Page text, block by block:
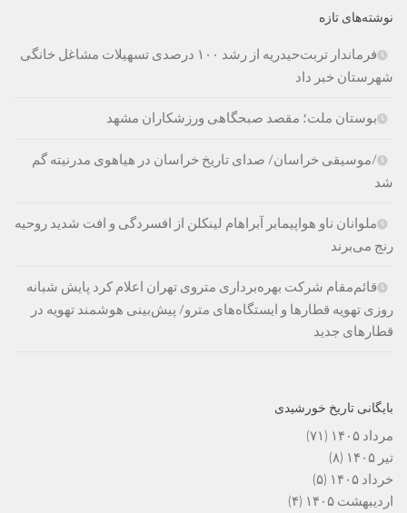
نوشته‌های تازه
فرماندار تربت‌حیدریه از رشد ۱۰۰ درصدی تسهیلات مشاغل خانگی
شهرستان خبر داد
بوستان ملت؛ مقصد صبحگاهی ورزشکاران مشهد
/موسیقی خراسان/ صدای تاریخ خراسان در هیاهوی مدرنیته گم
شد
ملوانان ناو هواپیمابر آبراهام لینکلن از افسردگی و افت شدید روحیه
رنج می‌برند
قائم‌مقام شرکت بهره‌برداری متروی تهران اعلام کرد پایش شبانه
روزی تهویه قطارها و ایستگاه‌های مترو/ پیش‌بینی هوشمند تهویه در
قطارهای جدید
بایگانی تاریخ خورشیدی
مرداد ۱۴۰۵
(۷۱)
تیر ۱۴۰۵
(۸)
خرداد ۱۴۰۵
(۵)
اردیبهشت ۱۴۰۵
(۴)